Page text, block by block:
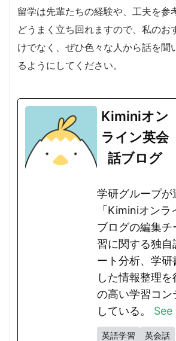
留学は先輩たちの経験や、工夫を参
どうまく立ち回れますので、私のお
けでなく、ぜひ色々な人から話を聞
るようにしてください。
Kiminiオン
ライン英会
話ブログ
学研グループが
「Kiminiオンラ
ブログの編集チ
習に関する独自
ート分析、学研
した情報整理
の高い学習コン
している。 See
英語学習
英会話